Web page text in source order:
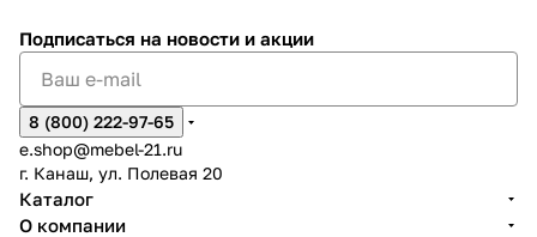
Подписаться на новости и акции
8 (800) 222-97-65
e.shop@mebel-21.ru
г. Канаш, ул. Полевая 20
Каталог
О компании